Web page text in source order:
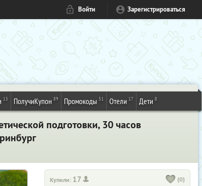
Войти Зарегистрироваться
13 ПолучиКупон 89 Промокоды 51 Отели 17 Дети 8
подготовки, 30 часов
Купили: 17 (0)